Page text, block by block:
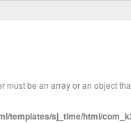
must be an array or an object
templates/sj_time/html/